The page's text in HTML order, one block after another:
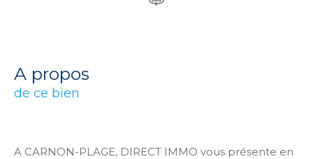
a propos
de ce bien
A CARNON-PLAGE, DIRECT IMMO vous présente en